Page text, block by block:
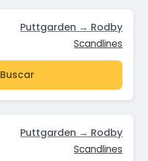
Puttgarden → Rodby
Scandlines
Buscar
Puttgarden → Rodby
Scandlines